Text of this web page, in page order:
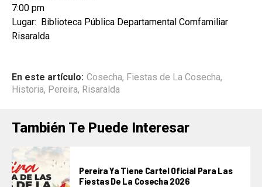
7:00 pm
Lugar: Biblioteca Pública Departamental Comfamiliar
Risaralda
En este artículo: Cosecha, Fiestas de La Cosecha,
Historia, Pereira, Risaralda
También Te Puede Interesar
Pereira Ya Tiene Cartel Oficial Para Las
Fiestas De La Cosecha 2026